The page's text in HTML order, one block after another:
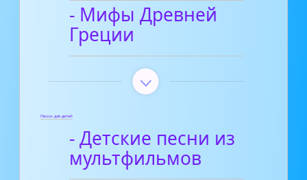
- Мифы Древней
Греции
Песни для детей
- Детские песни из
мультфильмов